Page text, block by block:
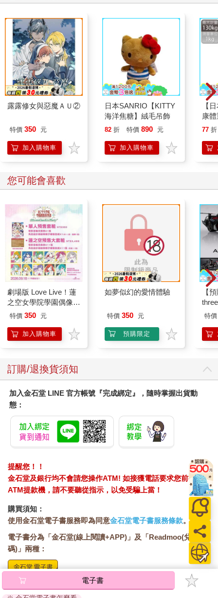
露露修女與惡魔ＡＵ②
特價 350 元
加入購物車
日本SANRIO【KITTY
海洋焦糖】絨毛吊飾
82 折 特價 890 元
加入購物車
【
康
白色
77 折
您可能會喜歡
劇場版 Love Live！蓮
之空女學院學園偶像俱
樂部 Bloom Garden
特價 350 元
加入購物車
如夢似幻的愛情體驗
特價 350 元
預購限定
【
VA
特價
訂購/退換貨須知
加入金石堂 LINE 官方帳號『完成綁定』，隨時掌握出貨動
態：
提醒您！！
金石堂及銀行均不會請您操作ATM! 如接獲電話要求您前往
ATM提款機，請不要聽從指示，以免受騙上當！
購買須知：
使用金石堂電子書服務即為同意金石堂電子書服務條款。
電子書分為「金石堂(線上閱讀+APP)」及「Readmoo(兌換
碼)」兩種：
將儲存於會員中心→電子書服務「我的e書櫃」，點選線上
閱讀直接開啟閱讀。
電子書